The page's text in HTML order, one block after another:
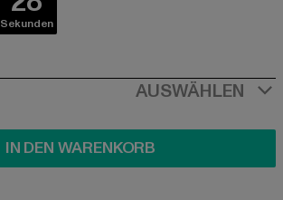
Sekunden
AUSWÄHLEN
IN DEN WARENKORB